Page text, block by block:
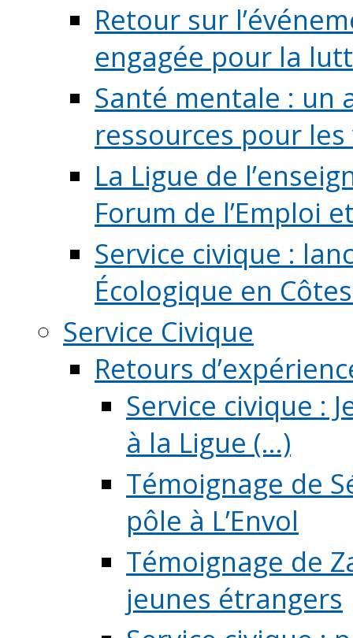
Retour sur
engagée pour la
Santé mentale : un
ressources pour
La Ligue de
Forum de l’Emploi
Service civique :
Écologique en
Service Civique
Retours
Service civique :
à la Ligue (...)
Témoignage de
pôle à L’Envol
Témoignage de
jeunes étrangers